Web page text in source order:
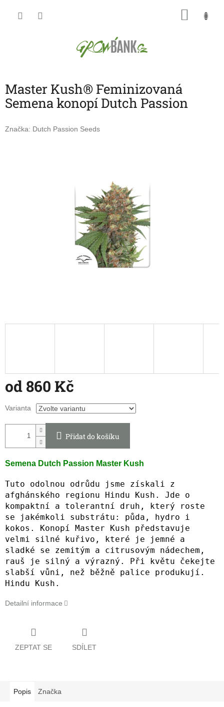
Master Kush® Feminizovaná
Semena konopí Dutch Passion
Značka: Dutch Passion Seeds
od 860 Kč
Měrná
cena:
Varianta
Přidat do košíku
Semena Dutch Passion Master Kush
Tuto odolnou odrůdu jsme získali z
afghánského regionu Hindu Kush. Jde o
kompaktní a tolerantní druh, který roste
se jakémkoli substrátu: půda, hydro i
kokos. Konopí Master Kush představuje
velmi silné kuřivo, které je jemné a
sladké se zemitým a citrusovým nádechem,
rauš je silný a výrazný. Při květu čekejte
slabší vůni, než běžně palice produkují.
Hindu Kush.
Detailní informace
ZEPTAT SE SDÍLET
Popis Značka